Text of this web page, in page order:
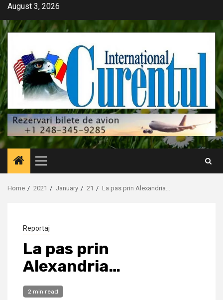
Skip
content
August 3, 2026
Primary
Menu
Home 2021 January 21 La pas prin Alexandria…
Reportaj
La pas prin
Alexandria…
2 min read